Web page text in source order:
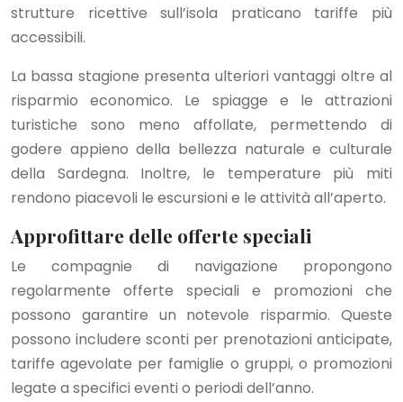
strutture ricettive sull’isola praticano tariffe più
accessibili.
La bassa stagione presenta ulteriori vantaggi oltre al
risparmio economico. Le spiagge e le attrazioni
turistiche sono meno affollate, permettendo di
godere appieno della bellezza naturale e culturale
della Sardegna. Inoltre, le temperature più miti
rendono piacevoli le escursioni e le attività all’aperto.
Approfittare delle offerte speciali
Le compagnie di navigazione propongono
regolarmente offerte speciali e promozioni che
possono garantire un notevole risparmio. Queste
possono includere sconti per prenotazioni anticipate,
tariffe agevolate per famiglie o gruppi, o promozioni
legate a specifici eventi o periodi dell’anno.